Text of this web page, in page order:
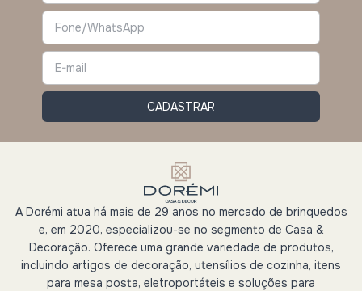
A Dorémi atua há mais de 29 anos no mercado de brinquedos
e, em 2020, especializou-se no segmento de Casa &
Decoração. Oferece uma grande variedade de produtos,
incluindo artigos de decoração, utensílios de cozinha, itens
para mesa posta, eletroportáteis e soluções para